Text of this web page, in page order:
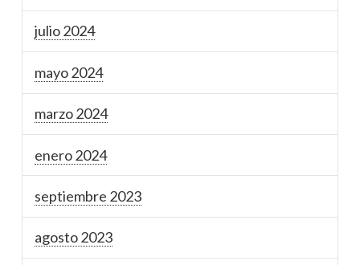
julio 2024
mayo 2024
marzo 2024
enero 2024
septiembre 2023
agosto 2023